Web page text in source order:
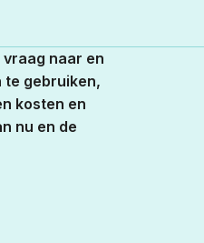
naar en
te gebruiken,
kosten en
nu en de